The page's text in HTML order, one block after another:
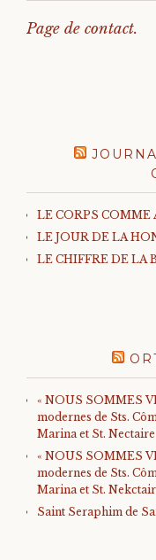
Page de contact.
LE CORPS COMME
LE JOUR DE LA
LE CHIFFRE DE LA
« NOUS SOMMES
modernes de Sts.
Marina et St. Nectaire
« NOUS SOMMES
modernes de Sts.
Marina et St.
Saint Seraphim de